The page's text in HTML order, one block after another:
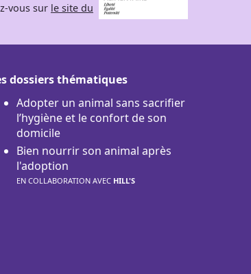
vous sur le site du
dossiers thématiques
Adopter un animal sans sacrifier
l’hygiène et le confort de son
domicile
Bien nourrir son animal après
l'adoption
EN COLLABORATION AVEC HILL'S